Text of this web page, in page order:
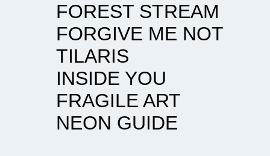
FOREST STREAM
FORGIVE ME NOT
TILARIS
INSIDE YOU
FRAGILE ART
NEON GUIDE